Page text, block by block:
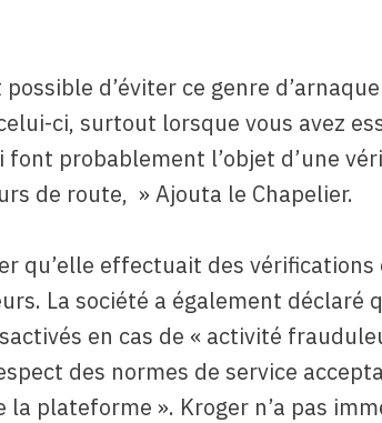
d’éviter ce genre
ci, surtout lorsque vous avez
probablement l’objet d’une
de route, » Ajouta le Chapelier.
qu’elle effectuait des vérifications
La société a également déclaré
en cas de « activité
des normes de service
plateforme ». Kroger n’a pas